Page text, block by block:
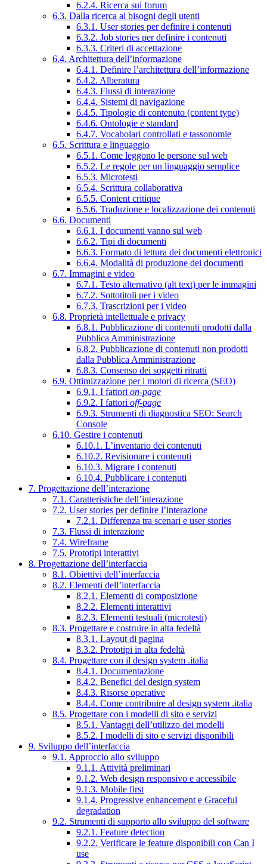
6.2.4. Ricerca sui forum
6.3. Dalla ricerca ai bisogni degli utenti
6.3.1. User stories per definire i contenuti
6.3.2. Job stories per definire i contenuti
6.3.3. Criteri di accettazione
6.4. Architettura dell’informazione
6.4.1. Definire l’architettura dell’informazione
6.4.2. Alberatura
6.4.3. Flussi di interazione
6.4.4. Sistemi di navigazione
6.4.5. Tipologie di contenuto (content type)
6.4.6. Ontologie e standard
6.4.7. Vocabolari controllati e tassonomie
6.5. Scrittura e linguaggio
6.5.1. Come leggono le persone sul web
6.5.2. Le regole per un linguaggio semplice
6.5.3. Microtesti
6.5.4. Scrittura collaborativa
6.5.5. Content critique
6.5.6. Traduzione e localizzazione dei contenuti
6.6. Documenti
6.6.1. I documenti vanno sul web
6.6.2. Tipi di documenti
6.6.3. Formato di lettura dei documenti elettronici
6.6.4. Modalità di produzione dei documenti
6.7. Immagini e video
6.7.1. Testo alternativo (alt text) per le immagini
6.7.2. Sottotitoli per i video
6.7.3. Trascrizioni per i video
6.8. Proprietà intellettuale e privacy
6.8.1. Pubblicazione di contenuti prodotti dalla
Pubblica Amministrazione
6.8.2. Pubblicazione di contenuti non prodotti
dalla Pubblica Amministrazione
6.8.3. Consenso dei soggetti ritratti
6.9. Ottimizzazione per i motori di ricerca (SEO)
6.9.1. I fattori on-page
6.9.2. I fattori off-page
6.9.3. Strumenti di diagnostica SEO: Search
Console
6.10. Gestire i contenuti
6.10.1. L’inventario dei contenuti
6.10.2. Revisionare i contenuti
6.10.3. Migrare i contenuti
6.10.4. Pubblicare i contenuti
7. Progettazione dell’interazione
7.1. Caratteristiche dell’interazione
7.2. User stories per definire l’interazione
7.2.1. Differenza tra scenari e user stories
7.3. Flussi di interazione
7.4. Wireframe
7.5. Prototipi interattivi
8. Progettazione dell’interfaccia
8.1. Obiettivi dell’interfaccia
8.2. Elementi dell’interfaccia
8.2.1. Elementi di composizione
8.2.2. Elementi interattivi
8.2.3. Elementi testuali (microtesti)
8.3. Progettare e costruire in alta fedeltà
8.3.1. Layout di pagina
8.3.2. Prototipi in alta fedeltà
8.4. Progettare con il design system .italia
8.4.1. Documentazione
8.4.2. Benefici del design system
8.4.3. Risorse operative
8.4.4. Come contribuire al design system .italia
8.5. Progettare con i modelli di sito e servizi
8.5.1. Vantaggi dell’utilizzo dei modelli
8.5.2. I modelli di sito e servizi disponibili
9. Sviluppo dell’interfaccia
9.1. Approccio allo sviluppo
9.1.1. Attività preliminari
9.1.2. Web design responsivo e accessibile
9.1.3. Mobile first
9.1.4. Progressive enhancement e Graceful
degradation
9.2. Strumenti di supporto allo sviluppo del software
9.2.1. Feature detection
9.2.2. Verificare le feature disponibili con Can I
use